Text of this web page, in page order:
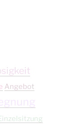
Angebot